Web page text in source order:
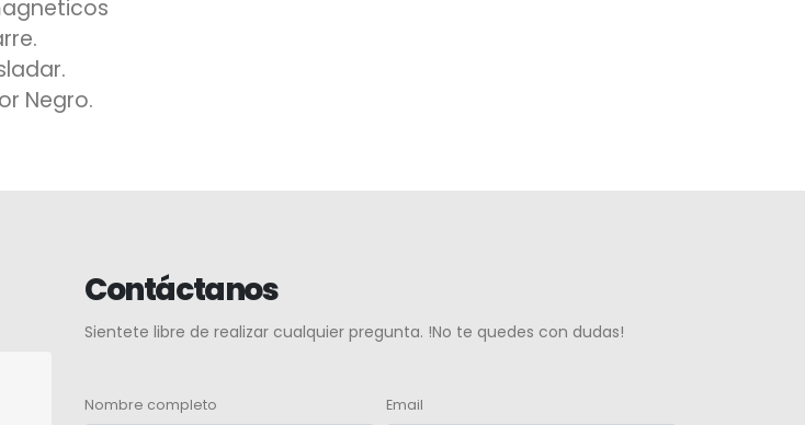
Negro.
Contáctanos
Sientete libre de realizar cualquier pregunta. !No te quedes con dudas!
Nombre completo Email